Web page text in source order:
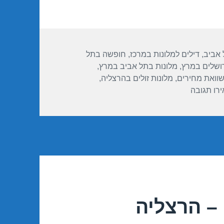
אביב,דילים למלונות במרכז, חופשה בתל
במרץ, מלונות בתל אביב במרץ,
מחירים, מלונות זולים בהרצליה,
תגובה
– הרצליה